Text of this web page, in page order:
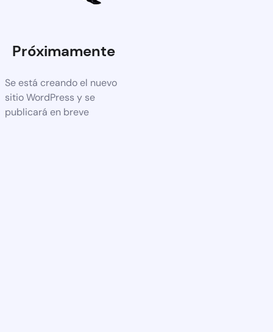
Próximamente
Se está creando el nuevo
sitio WordPress y se
publicará en breve